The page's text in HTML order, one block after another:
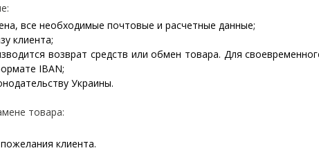
все необходимые почтовые и расчетные данные;
клиента;
возврат средств или обмен товара. Для
IBAN;
Украины.
товара:
клиента.